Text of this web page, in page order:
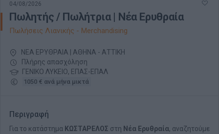
04/08/2026
Πωλητής / Πωλήτρια | Νέα Ερυθραία
Πωλήσεις Λιανικής - Merchandising
ΝΕΑ ΕΡΥΘΡΑΙΑ | ΑΘΗΝΑ - ΑΤΤΙΚΗ
Πλήρης απασχόληση
ΓΕΝΙΚΟ ΛΥΚΕΙΟ, ΕΠΑΣ-ΕΠΑΛ
1050 € ανά μήνα μικτά
Περιγραφή
Για το κατάστημα ΚΩΣΤΑΡΕΛΟΣ στη Νέα Ερυθραία, αναζητούμε